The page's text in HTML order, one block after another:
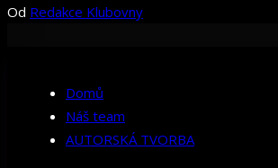
Od Redakce Klubovny
Domů
Náš team
AUTORSKÁ TVORBA